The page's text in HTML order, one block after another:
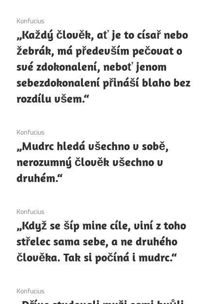
6. 12. 2020
Konfucius
„Každý člověk, ať je to císař nebo
žebrák, má především pečovat o
své zdokonalení, neboť jenom
sebezdokonalení přináší blaho bez
rozdílu všem.“
6. 12. 2020
Konfucius
„Mudrc hledá všechno v sobě,
nerozumný člověk všechno v
druhém.“
6. 12. 2020
Konfucius
„Když se šíp mine cíle, viní z toho
střelec sama sebe, a ne druhého
člověka. Tak si počíná i mudrc.“
6. 12. 2020
Konfucius